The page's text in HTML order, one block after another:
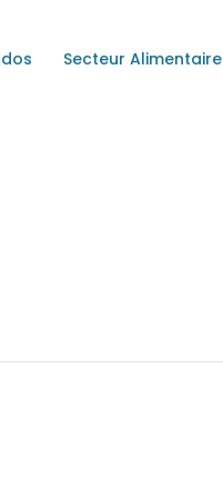
Secteur Alimentaire